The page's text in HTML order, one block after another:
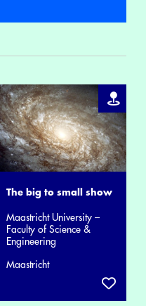
The big to small show
Maastricht University –
Faculty of Science &
Engineering
Maastricht